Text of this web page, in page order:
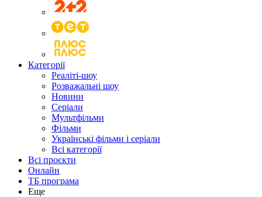
Категорії
Реаліті-шоу
Розважальні шоу
Новини
Серіали
Мультфільми
Фільми
Українські фільми і серіали
Всі категорії
Всі проєкти
Онлайн
ТБ програма
Еще